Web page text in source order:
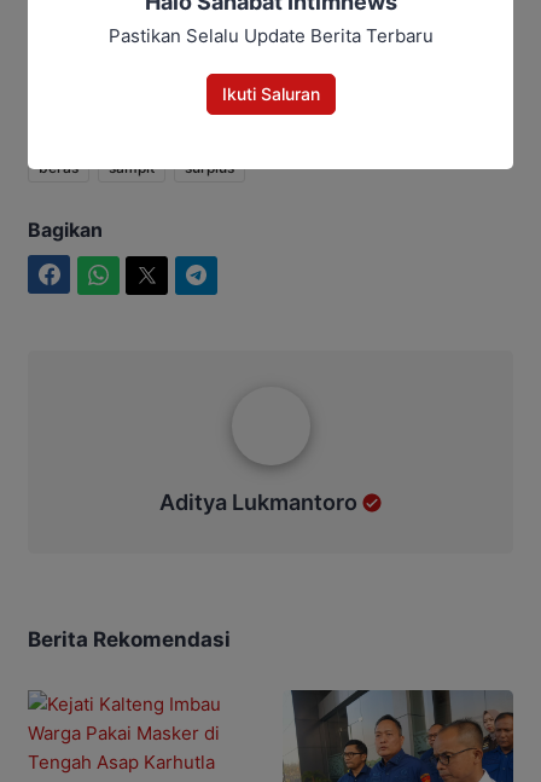
beras sampit surplus
Bagikan
Aditya Lukmantoro
Berita Rekomendasi
Pastikan Selalu Update Berita Terbaru
Ikuti Saluran